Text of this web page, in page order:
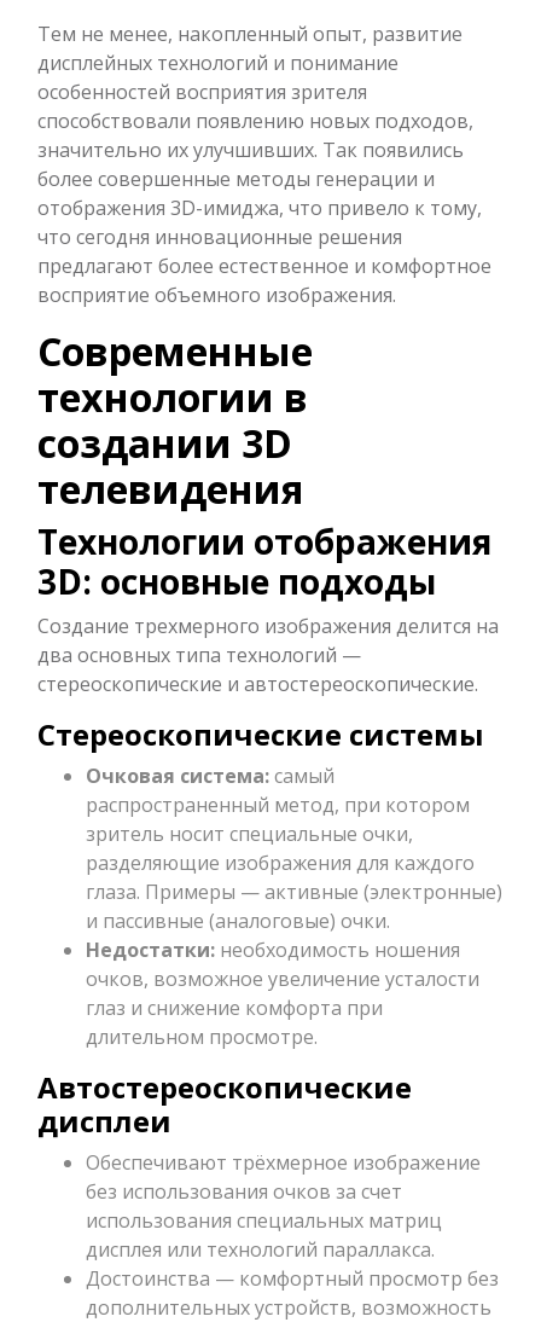
Тем не менее, накопленный опыт, развитие
дисплейных технологий и понимание
особенностей восприятия зрителя
способствовали появлению новых подходов,
значительно их улучшивших. Так появились
более совершенные методы генерации и
отображения 3D-имиджа, что привело к тому,
что сегодня инновационные решения
предлагают более естественное и комфортное
восприятие объемного изображения.
Современные
технологии в
создании 3D
телевидения
Технологии отображения
3D: основные подходы
Создание трехмерного изображения делится на
два основных типа технологий —
стереоскопические и автостереоскопические.
Стереоскопические системы
Очковая система:самый
распространенный метод, при котором
зритель носит специальные очки,
разделяющие изображения для каждого
глаза. Примеры — активные (электронные)
и пассивные (аналоговые) очки.
Недостатки: необходимость ношения
очков, возможное увеличение усталости
глаз и снижение комфорта при
длительном просмотре.
Автостереоскопические
дисплеи
Обеспечивают трёхмерное изображение
без использования очков за счет
использования специальных матриц
дисплея или технологий параллакса.
Достоинства — комфортный просмотр без
дополнительных устройств, возможность